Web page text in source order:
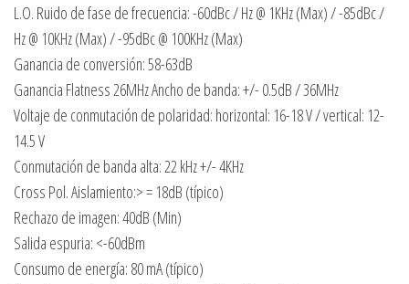
L.O. Ruido de fase de frecuencia: -60dBc / Hz @ 1KHz (Max) / -85dBc /
Hz @ 10KHz (Max) / -95dBc @ 100KHz (Max)
Ganancia de conversión: 58-63dB
Ganancia Flatness 26MHz Ancho de banda: +/- 0.5dB / 36MHz
Voltaje de conmutación de polaridad: horizontal: 16-18 V / vertical: 12-
14.5 V
Conmutación de banda alta: 22 kHz +/- 4KHz
Cross Pol. Aislamiento:> = 18dB (típico)
Rechazo de imagen: 40dB (Min)
Salida espuria: <-60dBm
Consumo de energía: 80 mA (típico)